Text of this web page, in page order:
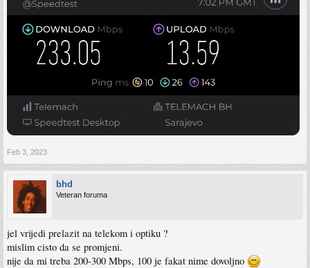
Feb 3, 2023
bhd
Veteran foruma
jel vrijedi prelazit na telekom i optiku ?
mislim cisto da se promjeni.
nije da mi treba 200-300 Mbps, 100 je fakat nime dovoljno